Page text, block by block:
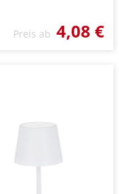
Preis ab 4,08 €